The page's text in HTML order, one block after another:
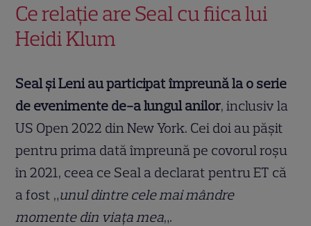
Ce relație are Seal cu fiica lui
Heidi Klum
Seal și Leni au participat împreună la o serie
de evenimente de-a lungul anilor, inclusiv la
US Open 2022 din New York. Cei doi au pășit
pentru prima dată împreună pe covorul roșu
în 2021, ceea ce Seal a declarat pentru ET că
a fost „unul dintre cele mai mândre
momente din viața mea„.